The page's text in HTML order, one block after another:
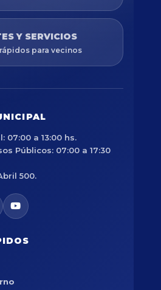
Y SERVICIOS
para vecinos
07:00 a 13:00 hs.
Públicos: 07:00 a 17:30
500.